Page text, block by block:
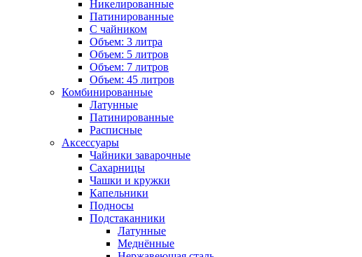
Никелированные
Патинированные
С чайником
Объем: 3 литра
Объем: 5 литров
Объем: 7 литров
Объем: 45 литров
Комбинированные
Латунные
Патинированные
Расписные
Аксессуары
Чайники заварочные
Сахарницы
Чашки и кружки
Капельники
Подносы
Подстаканники
Латунные
Меднённые